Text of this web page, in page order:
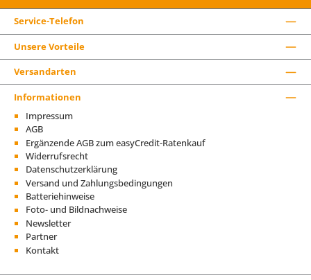
Service-Telefon
Unsere Vorteile
Versandarten
Informationen
Impressum
AGB
Ergänzende AGB zum easyCredit-Ratenkauf
Widerrufsrecht
Datenschutzerklärung
Versand und Zahlungsbedingungen
Batteriehinweise
Foto- und Bildnachweise
Newsletter
Partner
Kontakt